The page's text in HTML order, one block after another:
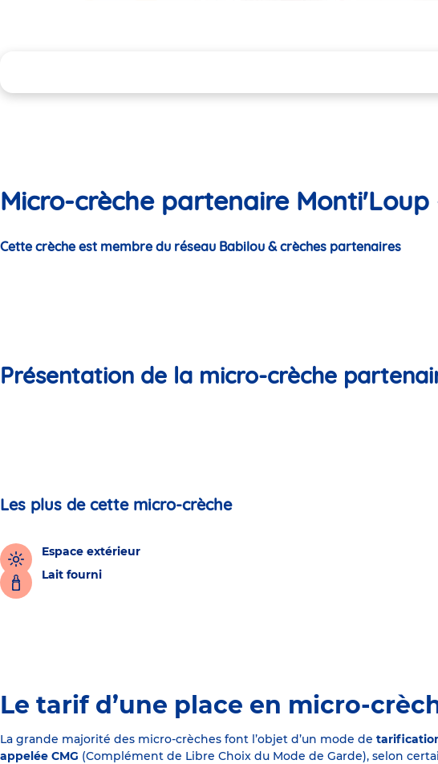
Micro-crèche partenaire
Cette crèche est membre du réseau Babilou & crèches partenaires
Présentation de la micro-crèche
Les plus de cette micro-crèche
Espace extérieur
Lait fourni
Le tarif d’une place en micro-
La grande majorité des micro-crèches font l’objet d’un mode de
appelée CMG (Complément de Libre Choix du Mode de Garde), selon